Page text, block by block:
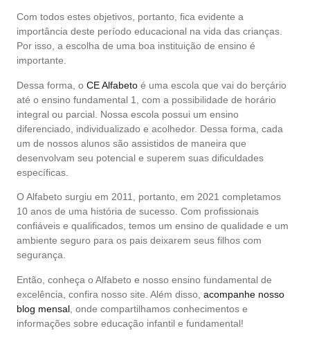
Com todos estes objetivos, portanto, fica evidente a
importância deste período educacional na vida das crianças.
Por isso, a escolha de uma boa instituição de ensino é
importante.
Dessa forma, o CE Alfabeto é uma escola que vai do berçário
até o ensino fundamental 1, com a possibilidade de horário
integral ou parcial. Nossa escola possui um ensino
diferenciado, individualizado e acolhedor. Dessa forma, cada
um de nossos alunos são assistidos de maneira que
desenvolvam seu potencial e superem suas dificuldades
específicas.
O Alfabeto surgiu em 2011, portanto, em 2021 completamos
10 anos de uma história de sucesso. Com profissionais
confiáveis e qualificados, temos um ensino de qualidade e um
ambiente seguro para os pais deixarem seus filhos com
segurança.
Então, conheça o Alfabeto e nosso ensino fundamental de
excelência, confira nosso site. Além disso, acompanhe nosso
blog mensal , onde compartilhamos conhecimentos e
informações sobre educação infantil e fundamental!